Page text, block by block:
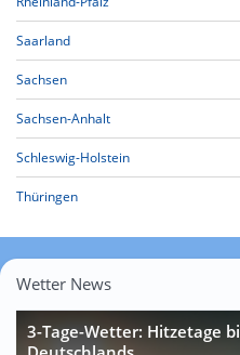
Saarland
Sachsen
Sachsen-Anhalt
Schleswig-Holstein
Thüringen
Wetter News
3-Tage-Wetter: Hitzetage